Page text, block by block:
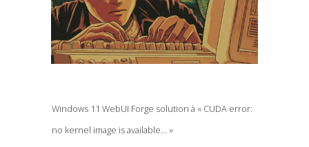
Windows 11 WebUI Forge solution à « CUDA error:
no kernel image is available… »